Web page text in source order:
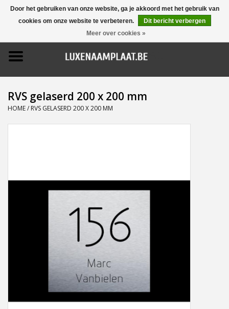
0 Artikelen - €0,00
Home
Promoties
Naamborden
Pictogrammen
RVS gelaserd 200 x 200 mm
HOME/ RVS GELASERD 200 X 200 MM
Door het gebruiken van onze website, ga je akkoord met het gebruik van
cookies om onze website te verbeteren.
Dit bericht verbergen
Meer over cookies »